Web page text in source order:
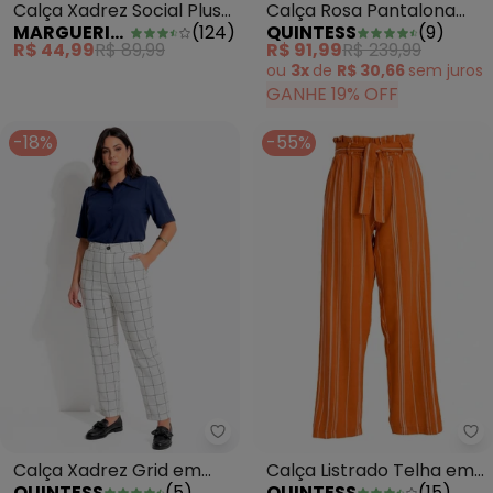
Calça Xadrez Social Plus
Size com Bolsos
MARGUERITE (124)
R$ 44,99R$ 89,99
Calça Rosa Pantalona
com Pregas e Bolsos
QUINTESS (9)
R$ 91,99R$ 239,99
ou 3x de R$ 30,66 sem juros
GANHE 19% OFF
-18%
Quintess - Calça Xadrez Grid
Calça Xadrez Grid em
-55%
Calça Listrado Telha em